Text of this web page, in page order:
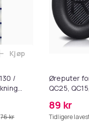
motstandsbånd -
/
76 kr
Legg Batteri AG10 /
Kjøp
Øreputer
QC25,
SoundLink
89 kr
Tidligere